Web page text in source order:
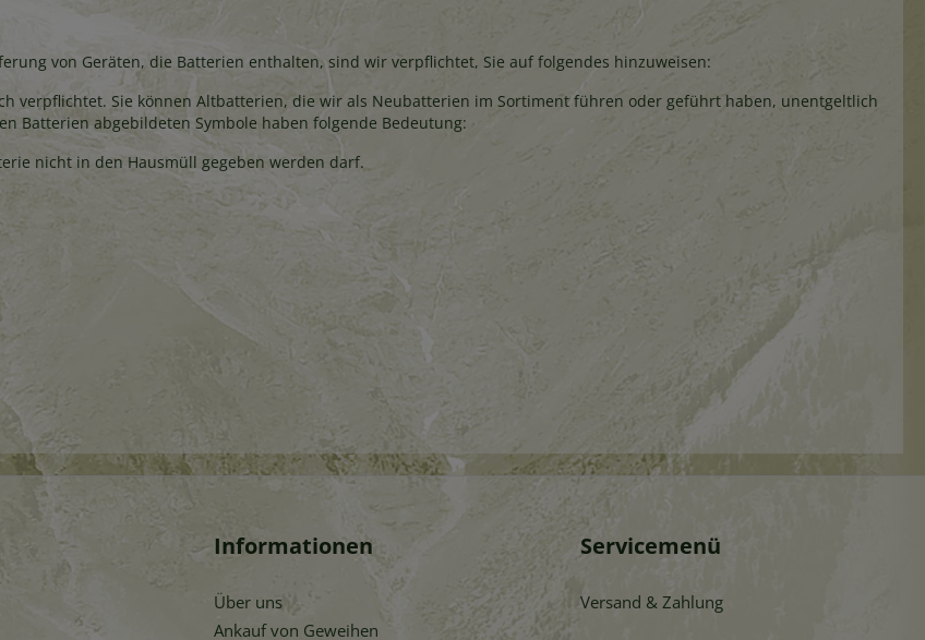
von Geräten, die Batterien enthalten, sind wir verpflichtet, Sie auf folgendes hinzuweisen:
verpflichtet. Sie können Altbatterien, die wir als Neubatterien im Sortiment führen oder geführt haben, unentgeltlich
Batterien abgebildeten Symbole haben folgende Bedeutung:
nicht in den Hausmüll gegeben werden darf.
Informationen
Über uns
Ankauf von Geweihen
Servicemenü
Versand & Zahlung